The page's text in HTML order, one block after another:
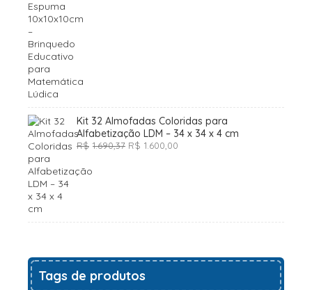
Kit 32 Almofadas Coloridas para
Alfabetização LDM – 34 x 34 x 4 cm
R$ 1.690,37 O
R$ 1.600,00
Tags de produtos